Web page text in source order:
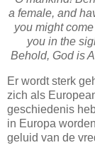
a female, and
you might
you in the
Behold, God is
Er wordt sterk
zich als
geschiedenis
in Europa
geluid van de